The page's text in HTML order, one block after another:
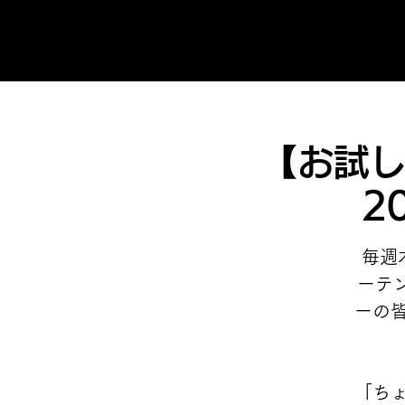
【お試
毎週
ーテ
ーの
「ち